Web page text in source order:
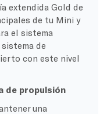
extendida Gold de
de tu Mini y
el sistema
de
con este nivel
de propulsión
una